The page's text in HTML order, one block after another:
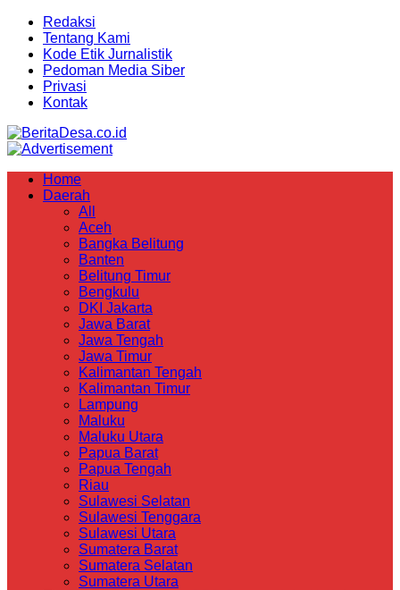
Redaksi
Tentang Kami
Kode Etik Jurnalistik
Pedoman Media Siber
Privasi
Kontak
Home
Daerah
All
Aceh
Bangka Belitung
Banten
Belitung Timur
Bengkulu
DKI Jakarta
Jawa Barat
Jawa Tengah
Jawa Timur
Kalimantan Tengah
Kalimantan Timur
Lampung
Maluku
Maluku Utara
Papua Barat
Papua Tengah
Riau
Sulawesi Selatan
Sulawesi Tenggara
Sulawesi Utara
Sumatera Barat
Sumatera Selatan
Sumatera Utara